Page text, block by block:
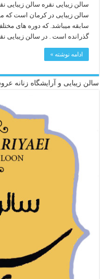
سالن زیبایی نقره سالن زیبایی
سالن زیبایی در کرمان است که
سابقه میباشد. که دوره های
گذرانده است . در سالن زیبایی
ادامه نوشته »
سالن زیبایی و آرایشگاه زنانه